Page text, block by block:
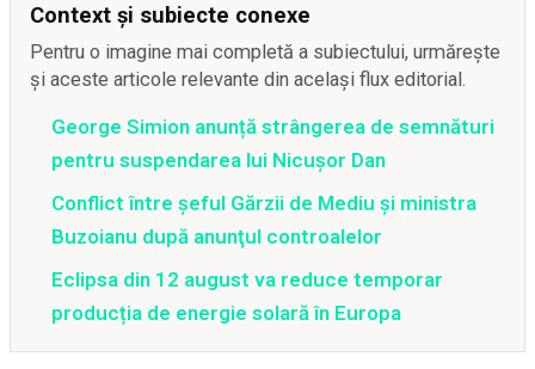
Context și subiecte conexe
Pentru o imagine mai completă a subiectului, urmărește
și aceste articole relevante din același flux editorial.
George Simion anunță strângerea de semnături
pentru suspendarea lui Nicușor Dan
Conflict între şeful Gărzii de Mediu şi ministra
Buzoianu după anunţul controalelor
Eclipsa din 12 august va reduce temporar
producția de energie solară în Europa